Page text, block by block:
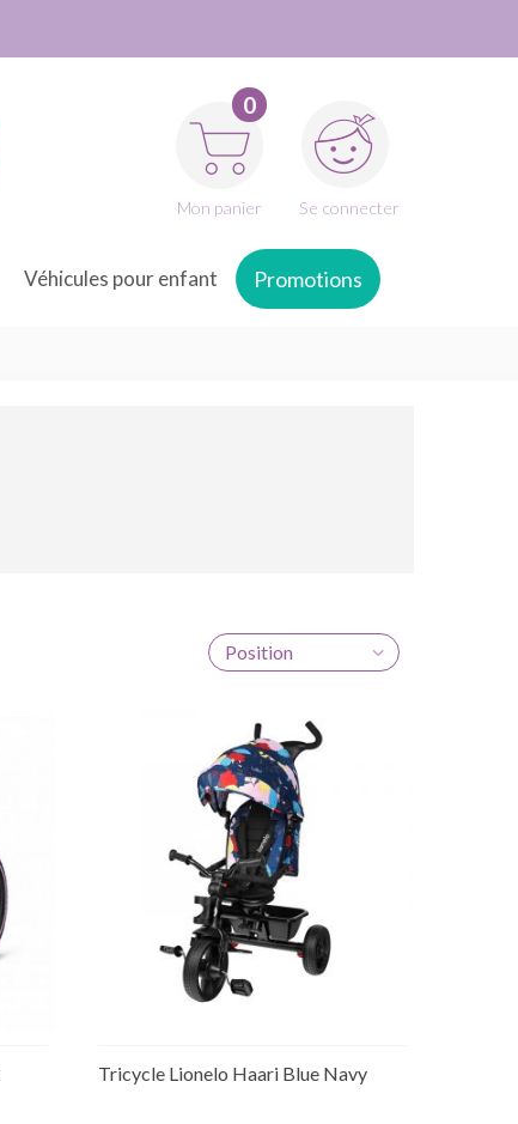
0
Mon panier Se connecter
Véhicules pour enfant Promotions
Position
Tricycle Lionelo Haari Blue Navy